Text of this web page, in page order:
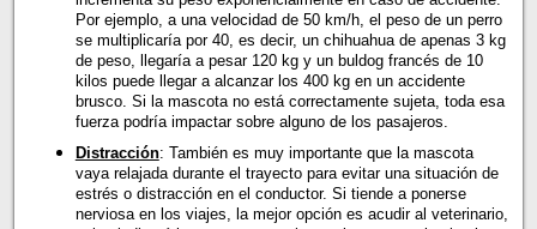
Por ejemplo, a una velocidad de 50 km/h, el peso de un perro
se multiplicaría por 40, es decir, un chihuahua de apenas 3 kg
de peso, llegaría a pesar 120 kg y un buldog francés de 10
kilos puede llegar a alcanzar los 400 kg en un accidente
brusco. Si la mascota no está correctamente sujeta, toda esa
fuerza podría impactar sobre alguno de los pasajeros.
Distracción: También es muy importante que la mascota
vaya relajada durante el trayecto para evitar una situación de
estrés o distracción en el conductor. Si tiende a ponerse
nerviosa en los viajes, la mejor opción es acudir al veterinario,